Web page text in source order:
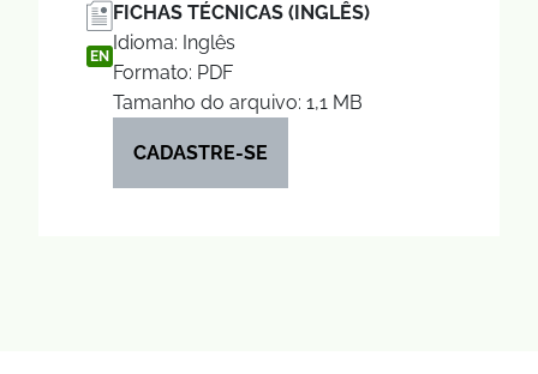
EN
FICHAS TÉCNICAS (INGLÊS)
Idioma: Inglês
Formato: PDF
Tamanho do arquivo: 1,1 MB
CADASTRE-SE